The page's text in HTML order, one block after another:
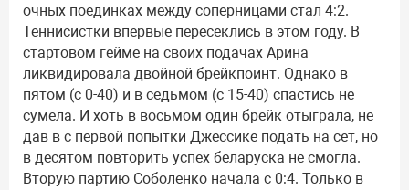
очных поединках между соперницами стал 4:2.
Теннисистки впервые пересеклись в этом году. В
стартовом гейме на своих подачах Арина
ликвидировала двойной брейкпоинт. Однако в
пятом (с 0-40) и в седьмом (с 15-40) спастись не
сумела. И хоть в восьмом один брейк отыграла, не
дав в с первой попытки Джессике подать на сет, но
в десятом повторить успех беларуска не смогла.
Вторую партию Соболенко начала с 0:4. Только в